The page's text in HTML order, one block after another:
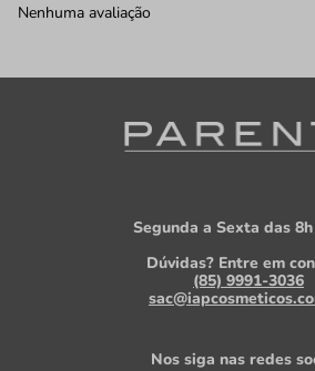
Nenhuma avaliação
Segunda a Sexta das
Dúvidas? Entre em
(85) 9991-3036
Nos siga nas redes